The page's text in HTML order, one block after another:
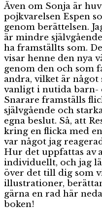
Även om Sonja är
pojkvarelsen Espen
genom berättelsen.
är mindre
ha framställts som.
visar henne den nya
genom den och som
andra, vilket är
vanligt i nutida barn-
Snarare framställs
självgående och
egna beslut. Så, att
kring en flicka med
var något jag
Hur det uppfattas av
individuellt, och jag
över det till dig som
illustrationer,
gärna en rad här
boken!